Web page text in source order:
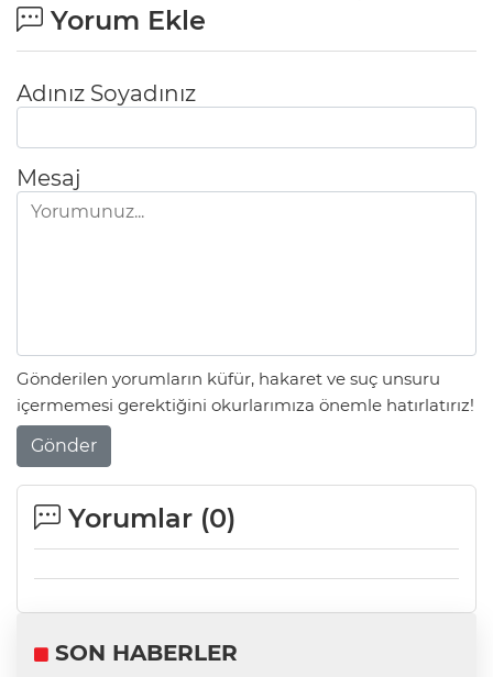
Yorum Ekle
Adınız Soyadınız
Mesaj
Gönderilen yorumların küfür, hakaret ve suç unsuru
içermemesi gerektiğini okurlarımıza önemle hatırlatırız!
Gönder
Yorumlar (0)
SON HABERLER